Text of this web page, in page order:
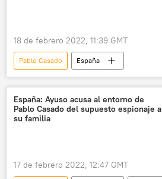
18 de febrero 2022, 11:39 GMT
Pablo Casado
España
Partido Popular de España
política
Isabel Díaz Ayuso
corrupción
Crisis en el Partido Popular español
España: Ayuso acusa al entorno de
Pablo Casado del supuesto espionaje a
su familia
17 de febrero 2022, 12:47 GMT